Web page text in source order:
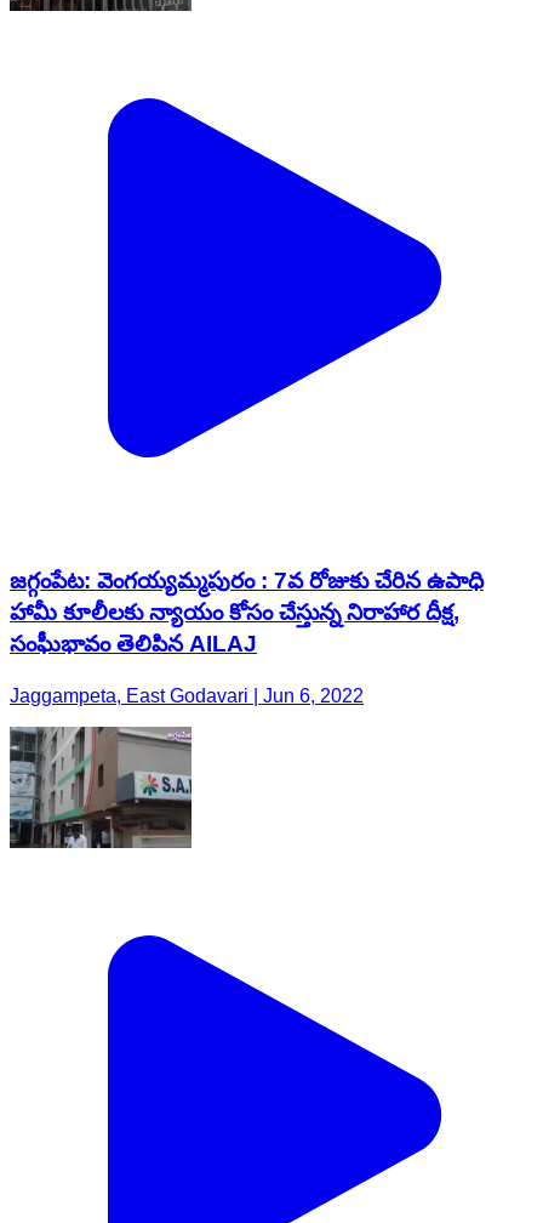
జగ్గంపేట: వెంగయ్యమ్మపురం : 7వ రోజుకు చేరిన ఉపాధి
హామీ కూలీలకు న్యాయం కోసం చేస్తున్న నిరాహార దీక్ష,
సంఘీభావం తెలిపిన AILAJ
Jaggampeta, East Godavari | Jun 6, 2022